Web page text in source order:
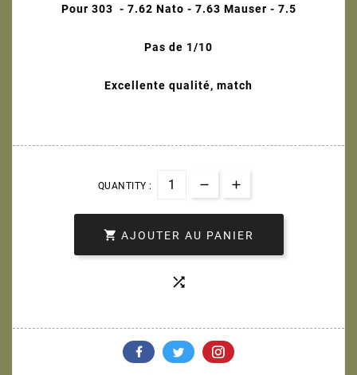
Pour 303 - 7.62 Nato - 7.63 Mauser - 7.5
Pas de 1/10
Excellente qualité, match
QUANTITY :
 AJOUTER AU PANIER
